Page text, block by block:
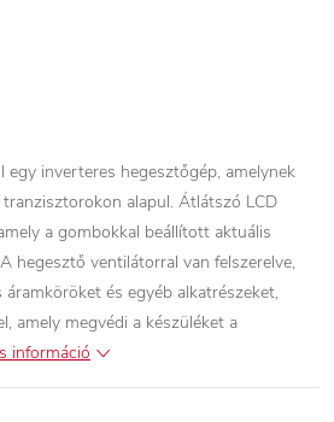
inverteres hegesztőgép, amelynek
alapul. Átlátszó LCD
a gombokkal beállított aktuális
A hegesztő ventilátorral van felszerelve,
és egyéb alkatrészeket,
amely megvédi a készüléket a
információ